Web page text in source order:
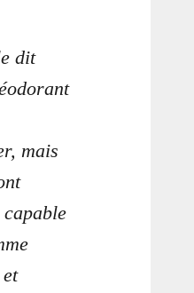
dit
mais
capable